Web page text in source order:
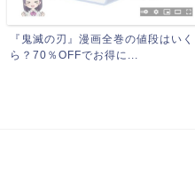
『鬼滅の刃』漫画全巻の値段はいく
ら？70％OFFでお得に...